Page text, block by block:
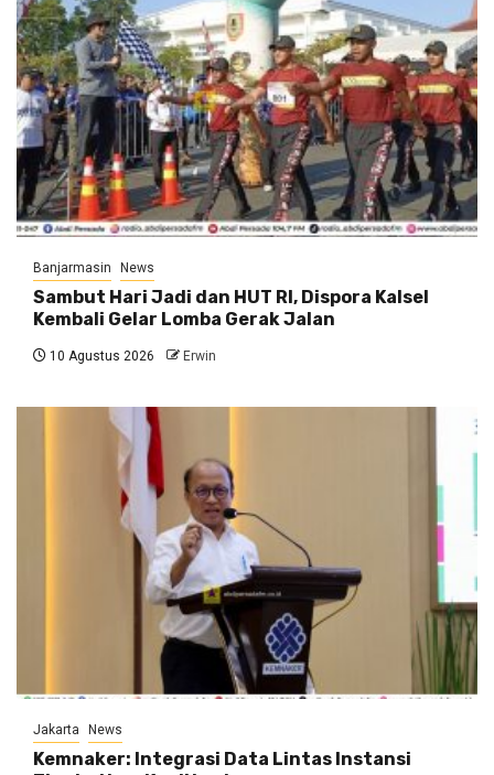
Banjarmasin News
Sambut Hari Jadi dan HUT RI, Dispora Kalsel
Kembali Gelar Lomba Gerak Jalan
10 Agustus 2026 Erwin
Jakarta News
Kemnaker: Integrasi Data Lintas Instansi